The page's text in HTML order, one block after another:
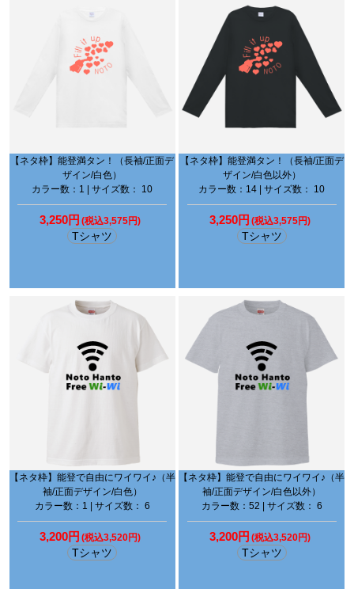
【ネタ枠】能登満タン！（長袖/正面デ
ザイン/白色）
カラー数：1 | サイズ数： 10
3,250円 (税込3,575円)
Tシャツ
【ネタ枠】能登満タン！（長袖/正面デ
ザイン/白色以外）
カラー数：14 | サイズ数： 10
3,250円 (税込3,575円)
Tシャツ
【ネタ枠】能登で自由にワイワイ♪（半
袖/正面デザイン/白色）
カラー数：1 | サイズ数： 6
3,200円 (税込3,520円)
Tシャツ
【ネタ枠】能登で自由にワイワイ♪（半
袖/正面デザイン/白色以外）
カラー数：52 | サイズ数： 6
3,200円 (税込3,520円)
Tシャツ